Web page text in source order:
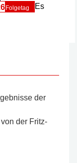
Folgetag
Es
der
der Fritz-